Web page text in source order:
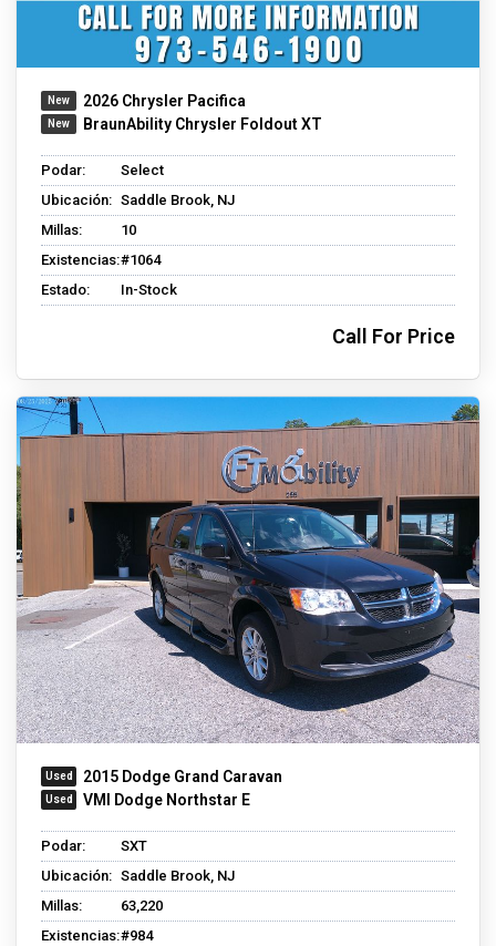
2026 Chrysler Pacifica
BraunAbility Chrysler Foldout XT
Podar:
Select
Ubicación: Saddle Brook, NJ
Millas:
10
Existencias:#1064
Estado:
In-Stock
Call For Price
2015 Dodge Grand Caravan
VMI Dodge Northstar E
Podar:
SXT
Ubicación: Saddle Brook, NJ
Millas:
63,220
Existencias:#984